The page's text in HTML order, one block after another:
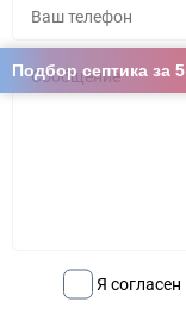
Я
Подбор септика за